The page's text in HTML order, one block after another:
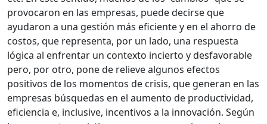
provocaron en las empresas, puede decirse que
ayudaron a una gestión más eficiente y en el ahorro de
costos, que representa, por un lado, una respuesta
lógica al enfrentar un contexto incierto y desfavorable
pero, por otro, pone de relieve algunos efectos
positivos de los momentos de crisis, que generan en las
empresas búsquedas en el aumento de productividad,
eficiencia e, inclusive, incentivos a la innovación. Según